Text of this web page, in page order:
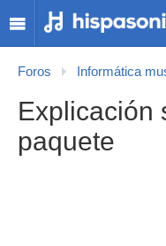
Foros Informática
Explicación
paquete